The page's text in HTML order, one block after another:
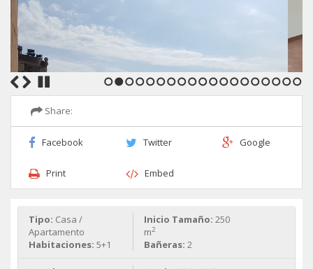
Share:
Facebook Twitter Google
Print Embed
Tipo: Casa /
Apartamento
Inicio Tamaño: 250
m2
Habitaciones: 5+1 Bañeras: 2